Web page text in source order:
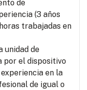
de
(3 años
trabajadas en
unidad de
por el dispositivo
en la
de igual o